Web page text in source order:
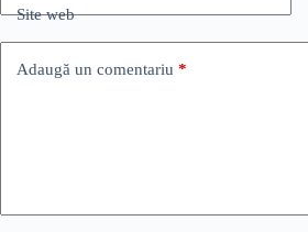
Site web
Adaugă un comentariu *